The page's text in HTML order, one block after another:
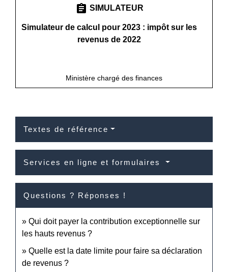
assignment SIMULATEUR
Simulateur de calcul pour 2023 : impôt sur les
revenus de 2022
Ministère chargé des finances
Textes de référence
Services en ligne et formulaires
Questions ? Réponses !
Qui doit payer la contribution exceptionnelle sur
les hauts revenus ?
Quelle est la date limite pour faire sa déclaration
de revenus ?